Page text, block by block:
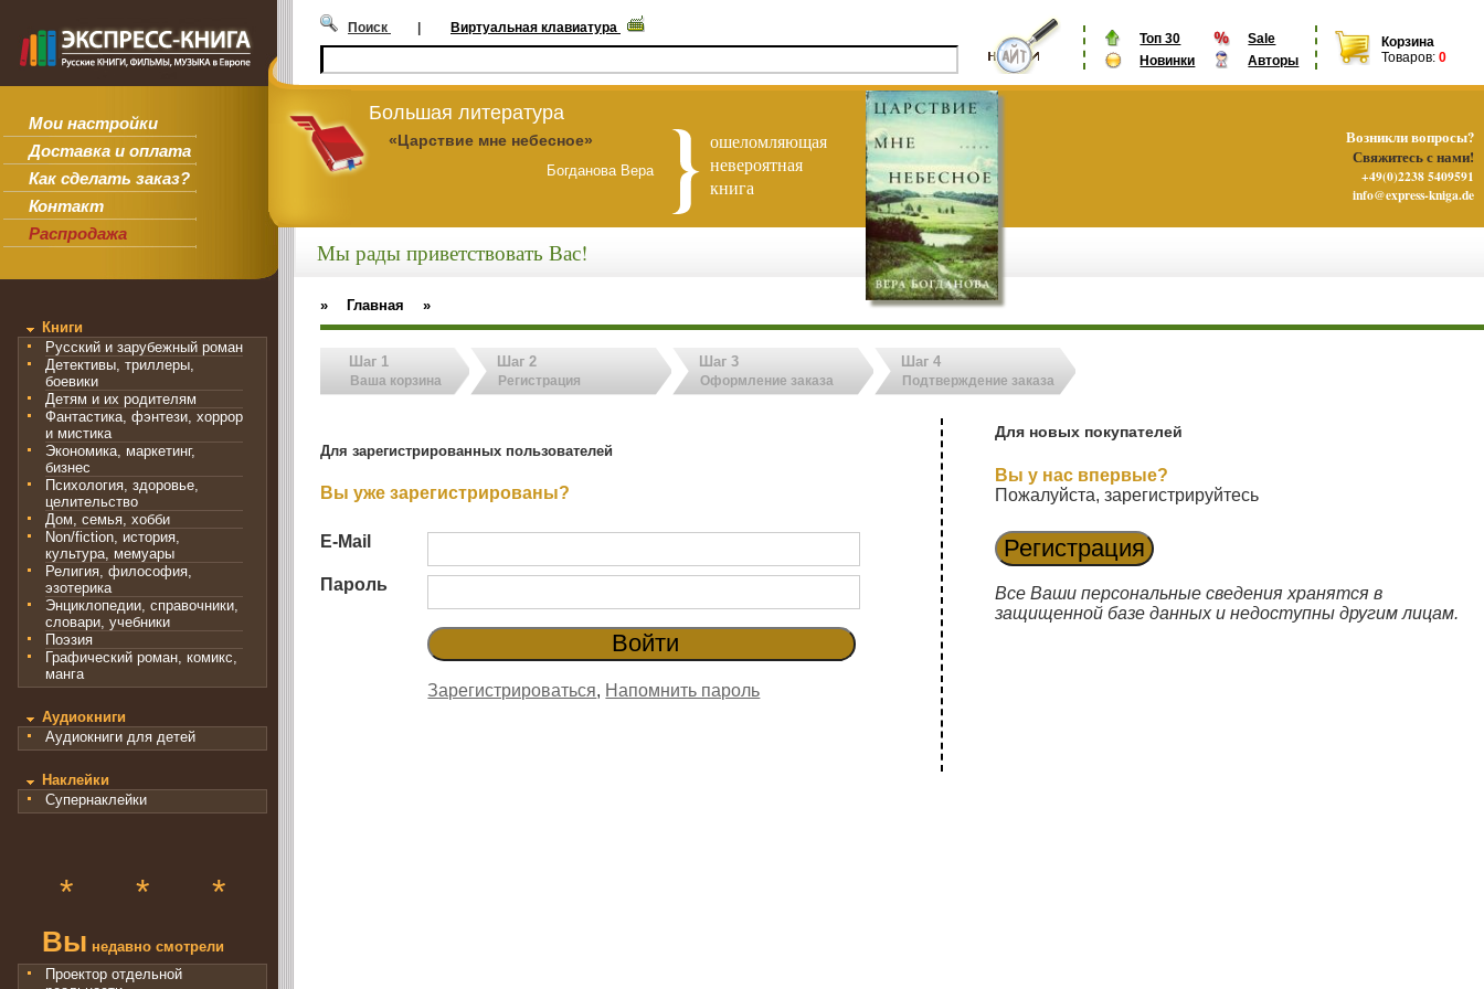
Мои настройки
Доставка и оплата
Как сделать заказ?
Контакт
Распродажа
Топ 30
Sale
Новинки
Авторы
Корзина
Товаров: 0
Поиск | Виртуальная клавиатура
Большая литература
«Царствие мне небесное»
Богданова Вера
ошеломляющая
невероятная
книга
Книги
Русский и зарубежный роман
Детективы, триллеры,
боевики
Детям и их родителям
Фантастика, фэнтези, хоррор
и мистика
Экономика, маркетинг,
бизнес
Психология, здоровье,
целительство
Дом, семья, хобби
Non/fiction, история,
культура, мемуары
Религия, философия,
эзотерика
Энциклопедии, справочники,
словари, учебники
Поэзия
Графический роман, комикс,
манга
Аудиокниги
Аудиокниги для детей
Наклейки
Супернаклейки
* * *
Вы недавно смотрели
Проектор отдельной
Мы рады приветствовать Вас!
» Главная »
Шаг 1
Ваша корзина
Шаг 2
Регистрация
Шаг 3
Оформление заказа
Шаг 4
Подтверждение заказа
Для зарегистрированных пользователей
Вы уже зарегистрированы?
E-Mail
Пароль
Зарегистрироваться, Напомнить пароль
Для новых покупателей
Вы у нас впервые?
Пожалуйста, зарегистрируйтесь
Все Ваши персональные сведения хранятся в
защищенной базе данных и недоступны другим лицам.
Возникли вопросы?
Свяжитесь с нами!
+49(0)2238 5409591
info@express-kniga.de